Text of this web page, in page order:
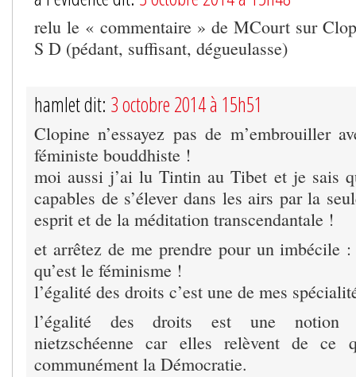
relu le « commentaire » de MCourt sur
S D (pédant, suffisant, dégueulasse)
hamlet dit: 3 octobre 2014 à 15h51
Clopine n’essayez pas de m’embrouiller
féministe bouddhiste !
moi aussi j’ai lu Tintin au Tibet et je sais
capables de s’élever dans les airs par la
esprit et de la méditation transcendantale !
et arrêtez de me prendre pour un imbécile
qu’est le féminisme !
l’égalité des droits c’est une de mes
l’égalité des droits est une notion
nietzschéenne car elles relèvent de ce
communément la Démocratie.